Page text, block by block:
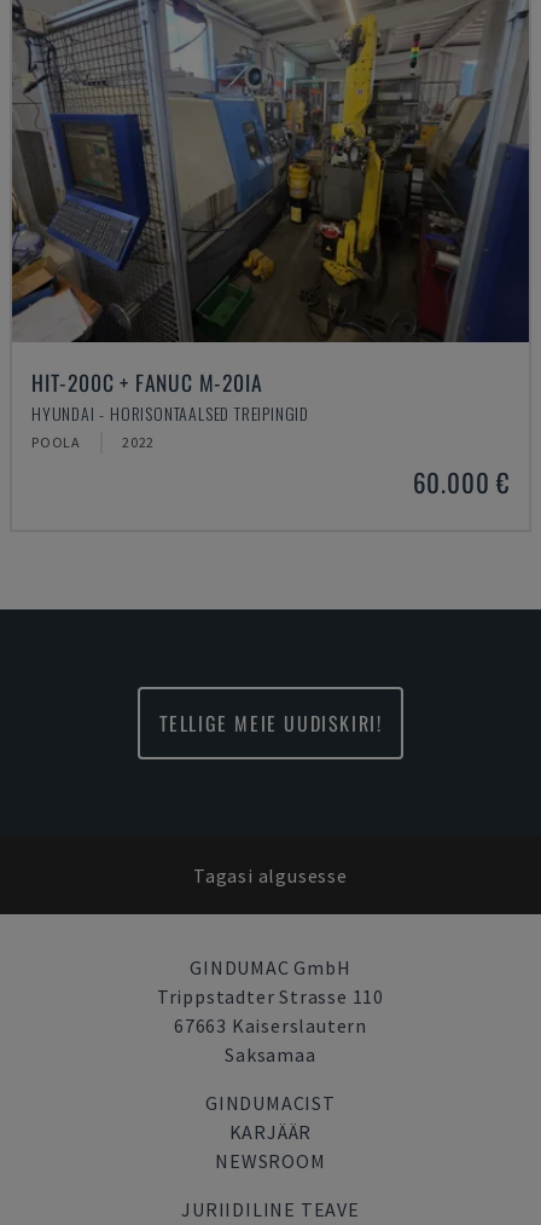
HIT-200C + FANUC M-20IA
HYUNDAI - HORISONTAALSED TREIPINGID
POOLA 2022
60.000 €
TELLIGE MEIE UUDISKIRI!
Tagasi algusesse
GINDUMAC GmbH
Trippstadter Strasse 110
67663 Kaiserslautern
Saksamaa
GINDUMACIST
KARJÄÄR
NEWSROOM
JURIIDILINE TEAVE